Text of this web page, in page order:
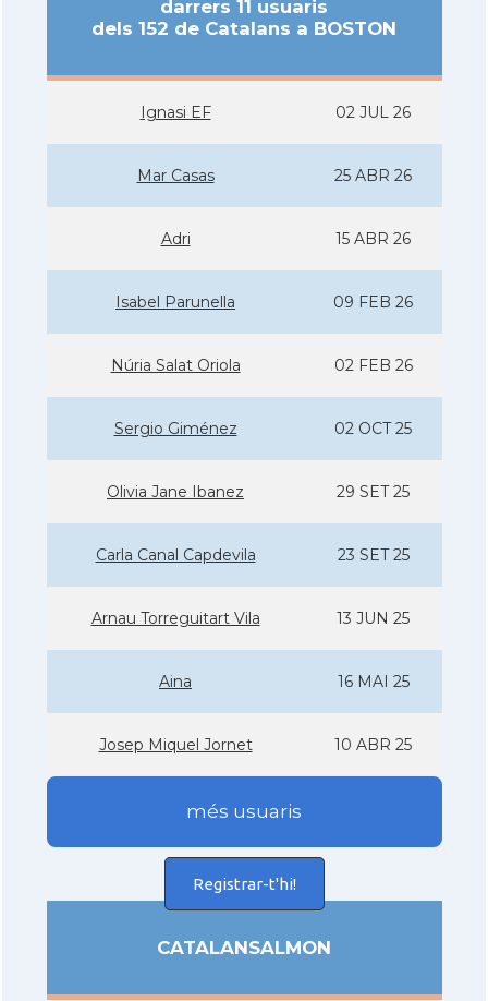
darrers 11 usuaris
dels 152 de Catalans a BOSTON
Ignasi EF 02 JUL 26
Mar Casas 25 ABR 26
Adri 15 ABR 26
Isabel Parunella 09 FEB 26
Núria Salat Oriola 02 FEB 26
Sergio Giménez 02 OCT 25
Olivia Jane Ibanez 29 SET 25
Carla Canal Capdevila 23 SET 25
Arnau Torreguitart Vila 13 JUN 25
Aina 16 MAI 25
Josep Miquel Jornet 10 ABR 25
més usuaris
Registrar-t'hi!
CATALANSALMON